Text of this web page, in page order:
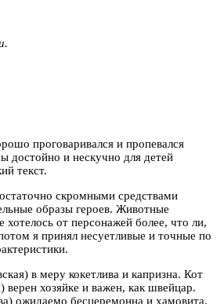
проговаривался и пропевался
достойно и нескучно для детей
текст.
скромными средствами
образы героев. Животные
хотелось от персонажей более, что ли,
я принял несуетливые и точные по
в меру кокетлива и капризна. Кот
хозяйке и важен, как швейцар.
ожидаемо бесцеремонна и хамовита.